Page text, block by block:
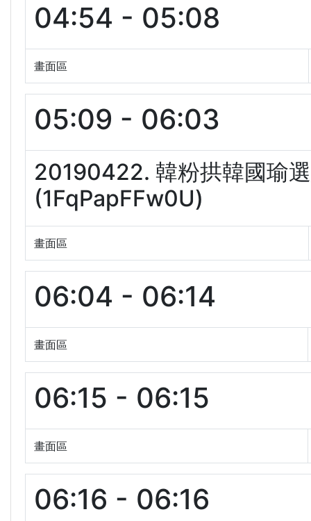
04:54 - 05:08
畫面區
05:09 - 06:03
20190422. 韓粉拱韓國瑜
(1FqPapFFw0U)
畫面區
06:04 - 06:14
畫面區
06:15 - 06:15
畫面區
06:16 - 06:16